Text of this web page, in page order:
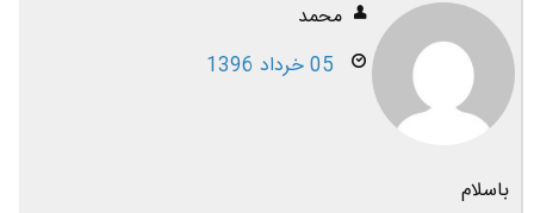
محمد
05 خرداد 1396
باسلام